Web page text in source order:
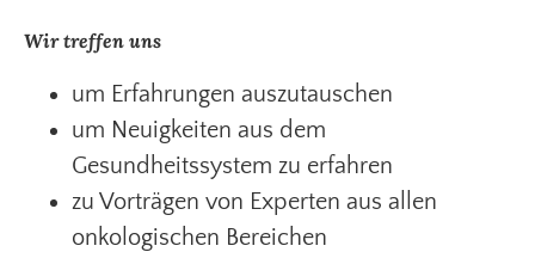
Wir treffen uns
um Erfahrungen auszutauschen
um Neuigkeiten aus dem
Gesundheitssystem zu erfahren
zu Vorträgen von Experten aus allen
onkologischen Bereichen